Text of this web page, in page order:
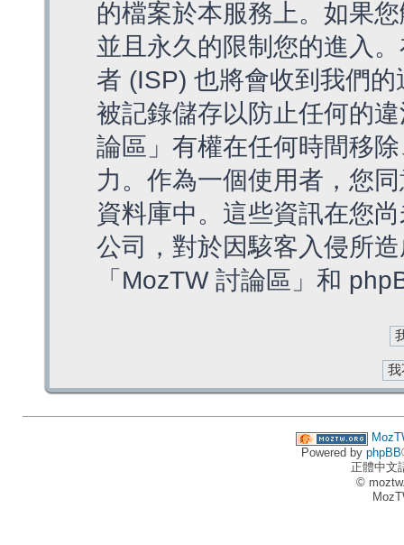
的檔案於本服務上。如果
並且永久的限制您的進入
者 (ISP) 也將會收到我們
被記錄儲存以防止任何的
論區」有權在任何時間移
力。作為一個使用者，您
資料庫中。這些資訊在您
公司，對於因駭客入侵所
「MozTW 討論區」和
Powered by phpBB
正體中文
©